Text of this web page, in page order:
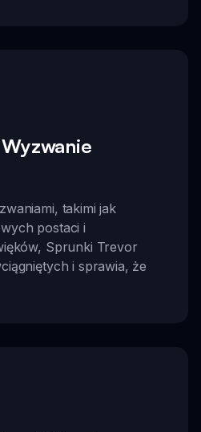
takimi jak
postaci i
Sprunki Trevor
i sprawia, że